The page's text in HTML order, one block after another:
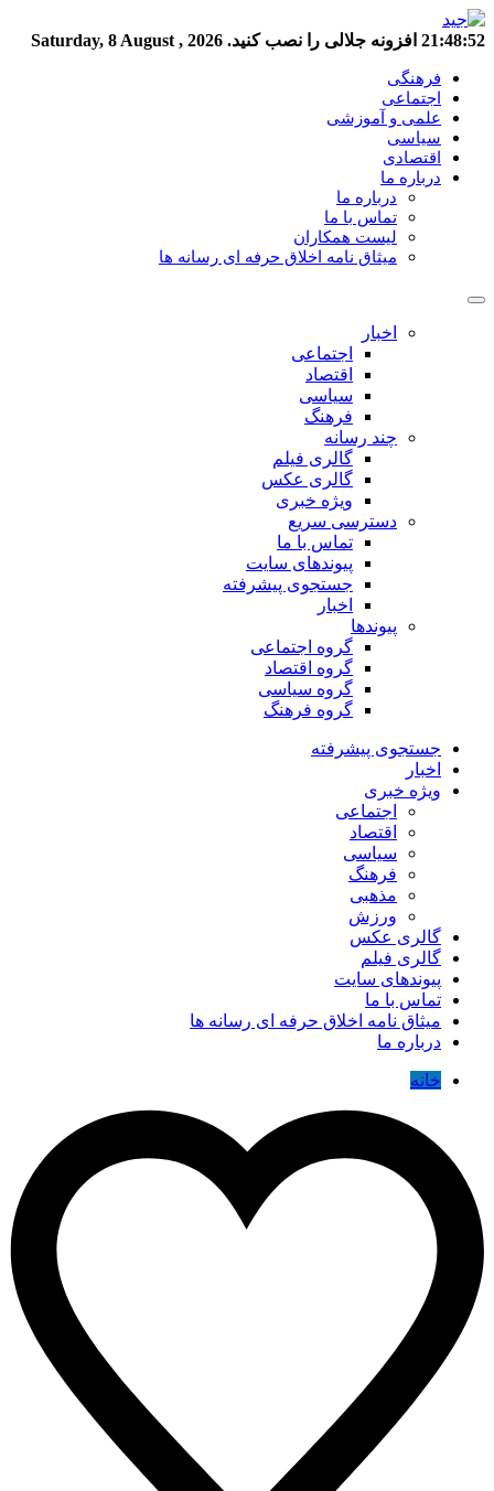
21:48:53 افزونه جلالی را نصب کنید. Saturday, 8 August , 2026
فرهنگی
اجتماعی
علمی و آموزشی
سیاسی
اقتصادی
درباره ما
درباره ما
تماس با ما
لیست همکاران
میثاق نامه اخلاق حرفه ای رسانه ها
اخبار
اجتماعی
اقتصاد
سیاسی
فرهنگ
چند رسانه
گالری فیلم
گالری عکس
ویژه خبری
دسترسی سریع
تماس با ما
پیوندهای سایت
جستجوی پیشرفته
اخبار
پیوندها
گروه اجتماعی
گروه اقتصاد
گروه سیاسی
گروه فرهنگ
جستجوی پیشرفته
اخبار
ویژه خبری
اجتماعی
اقتصاد
سیاسی
فرهنگ
مذهبی
ورزش
گالری عکس
گالری فیلم
پیوندهای سایت
تماس با ما
میثاق نامه اخلاق حرفه ای رسانه ها
درباره ما
خانه